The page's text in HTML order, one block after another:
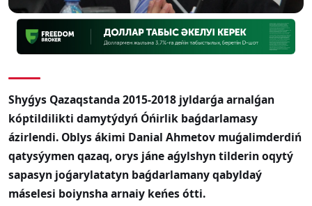
Shyǵys Qazaqstanda 2015-2018 jyldarǵa arnalǵan
kóptildilikti damytýdyń Óńirlik baǵdarlamasy
ázirlendi. Oblys ákimi Danial Ahmetov muǵalimderdiń
qatysýymen qazaq, orys jáne aǵylshyn tilderin oqytý
sapasyn joǵarylatatyn baǵdarlamany qabyldaý
máselesi boiynsha arnaiy keńes ótti.